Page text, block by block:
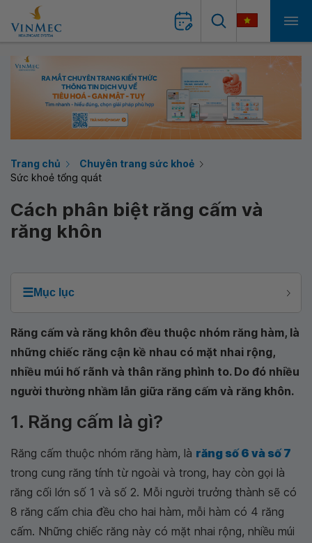
Trang chủ
Chuyên trang sức khoẻ
Sức khoẻ tổng quát
Cách phân biệt răng cấm và
răng khôn
☰Mục lục
Răng cấm và răng khôn đều thuộc nhóm răng hàm, là
những chiếc răng cận kề nhau có mặt nhai rộng,
nhiều múi hố rãnh và thân răng phình to. Do đó nhiều
người thường nhầm lẫn giữa răng cấm và răng khôn.
1. Răng cấm là gì?
Răng cấm thuộc nhóm răng hàm, là răng số 6 và số 7
trong cung răng tính từ ngoài và trong, hay còn gọi là
răng cối lớn số 1 và số 2. Mỗi người trưởng thành sẽ có
8 răng cấm chia đều cho hai hàm, mỗi hàm có 4 răng
cấm. Những chiếc răng này có mặt nhai rộng, nhiều múi